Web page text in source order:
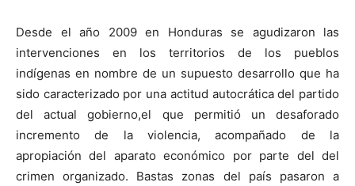
Desde el año 2009 en Honduras se agudizaron las
intervenciones en los territorios de los pueblos
indígenas en nombre de un supuesto desarrollo que ha
sido caracterizado por una actitud autocrática del partido
del actual gobierno,el que permitió un desaforado
incremento de la violencia, acompañado de la
apropiación del aparato económico por parte del del
crimen organizado. Bastas zonas del país pasaron a